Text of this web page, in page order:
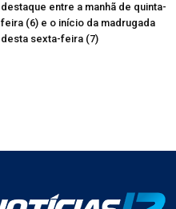
destaque entre a manhã de quinta-
feira (6) e o início da madrugada
desta sexta-feira (7)